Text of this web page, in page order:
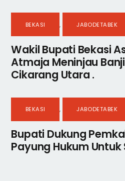
BEKASI , JABODETABEK
Wakil Bupati Bekasi
Atmaja Meninjau
Cikarang Utara .
BEKASI , JABODETABEK
Bupati Dukung
Payung Hukum